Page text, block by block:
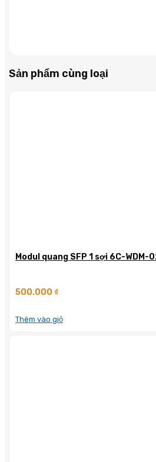
Sản phẩm cùng loại
Modul quang SFP 1 sợi 6C-WDM-
500.000 ₫
Thêm vào giỏ